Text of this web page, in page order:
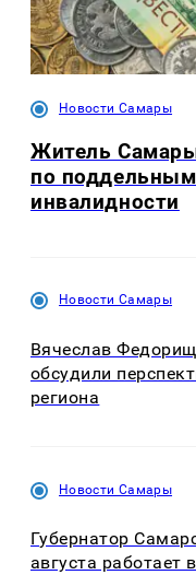
Новости Самары
Житель
по
инвалидности
Новости Самары
Вячеслав
обсудили
региона
Новости Самары
Губернатор
августа работает